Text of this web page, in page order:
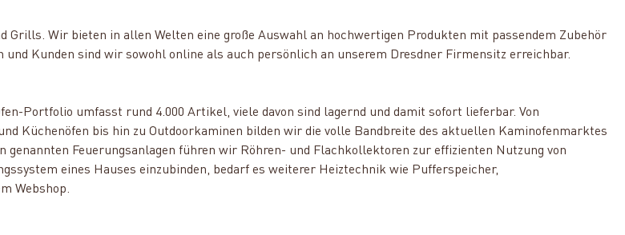
Wir bieten in allen Welten eine große Auswahl an hochwertigen Produkten mit passendem Zubehör
Kunden sind wir sowohl online als auch persönlich an unserem Dresdner Firmensitz erreichbar.
Portfolio umfasst rund 4.000 Artikel, viele davon sind lagernd und damit sofort lieferbar. Von
Küchenöfen bis hin zu Outdoorkaminen bilden wir die volle Bandbreite des aktuellen Kaminofenmarktes
Feuerungsanlagen führen wir Röhren- und Flachkollektoren zur effizienten Nutzung von
eines Hauses einzubinden, bedarf es weiterer Heiztechnik wie Pufferspeicher,
Webshop.